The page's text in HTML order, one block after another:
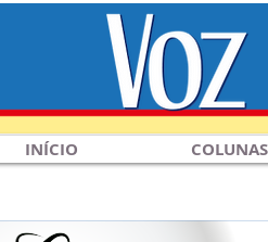
INÍCIO COLUNAS